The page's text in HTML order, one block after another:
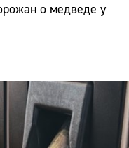
о медведе у